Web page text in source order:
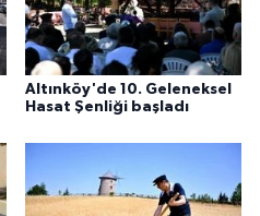
Altınköy'de 10. Geleneksel
Hasat Şenliği başladı